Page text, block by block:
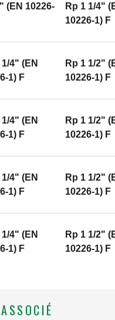
(EN 10226-
Rp 1 1/4"
10226-1) F
1/4" (EN
1) F
Rp 1 1/2"
10226-1) F
1/4" (EN
1) F
Rp 1 1/2"
10226-1) F
1/4" (EN
1) F
Rp 1 1/2"
10226-1) F
1/4" (EN
1) F
Rp 1 1/2"
10226-1) F